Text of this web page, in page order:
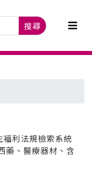
搜尋
利法規檢索系統
藥、醫療器材、含